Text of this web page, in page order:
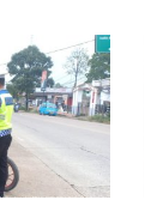
Ekonomi